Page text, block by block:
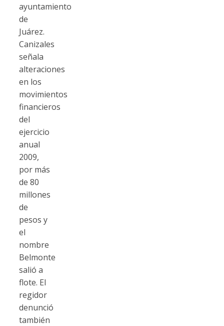
ayuntamiento
de
Juárez.
Canizales
señala
alteraciones
en los
movimientos
financieros
del
ejercicio
anual
2009,
por más
de 80
millones
de
pesos y
el
nombre
Belmonte
salió a
flote. El
regidor
denunció
también